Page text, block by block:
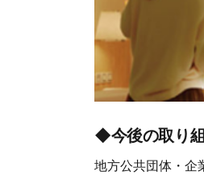
◆今後の取り
地方公共団体・企